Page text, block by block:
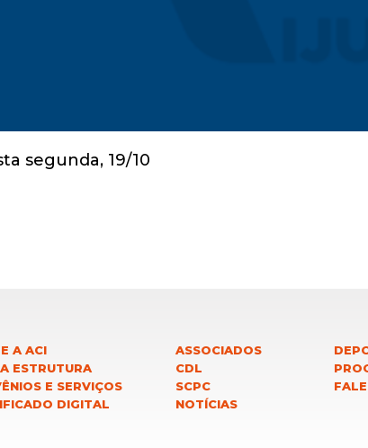
A ACI
ESTRUTURA
E SERVIÇOS
DIGITAL
ASSOCIADOS
CDL
SCPC
NOTÍCIAS